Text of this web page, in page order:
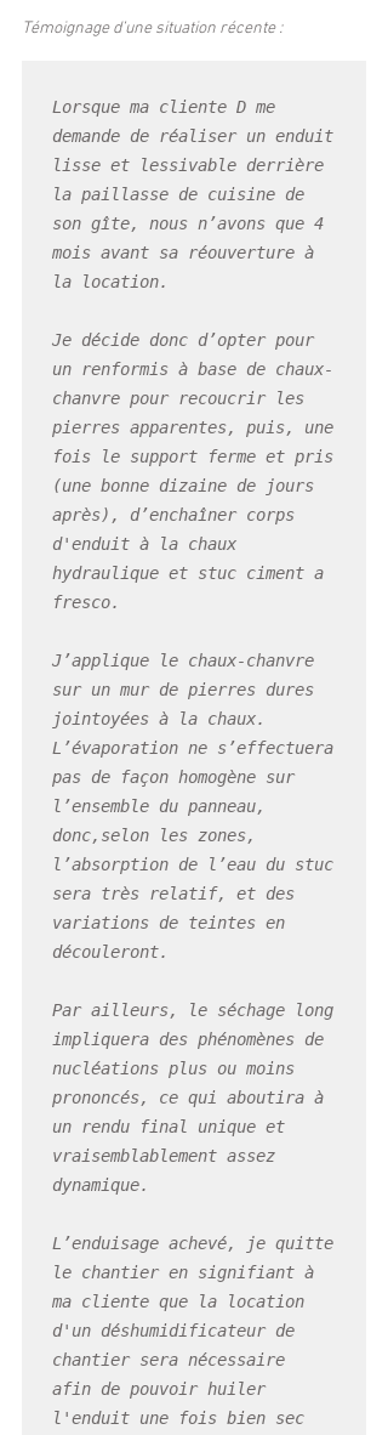
Témoignage d’une situation récente :
Lorsque ma cliente D me
demande de réaliser un enduit
lisse et lessivable derrière
la paillasse de cuisine de
son gîte, nous n’avons que 4
mois avant sa réouverture à
la location.
Je décide donc d’opter pour
un renformis à base de chaux-
chanvre pour recoucrir les
pierres apparentes, puis, une
fois le support ferme et pris
(une bonne dizaine de jours
après), d’enchaîner corps
d'enduit à la chaux
hydraulique et stuc ciment a
fresco.
J’applique le chaux-chanvre
sur un mur de pierres dures
jointoyées à la chaux.
L’évaporation ne s’effectuera
pas de façon homogène sur
l’ensemble du panneau,
donc,selon les zones,
l’absorption de l’eau du stuc
sera très relatif, et des
variations de teintes en
découleront.
Par ailleurs, le séchage long
impliquera des phénomènes de
nucléations plus ou moins
prononcés, ce qui aboutira à
un rendu final unique et
vraisemblablement assez
dynamique.
L’enduisage achevé, je quitte
le chantier en signifiant à
ma cliente que la location
d'un déshumidificateur de
chantier sera nécessaire
afin de pouvoir huiler
l'enduit une fois bien sec